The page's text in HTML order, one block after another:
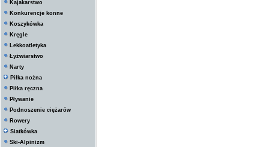
Kajakarstwo
Konkurencje konne
Koszykówka
Kręgle
Lekkoatletyka
Łyżwiarstwo
Narty
Piłka nożna
Piłka ręczna
Pływanie
Podnoszenie ciężarów
Rowery
Siatkówka
Ski-Alpinizm